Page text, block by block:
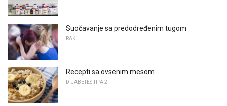
Suočavanje sa predodređenim tugom
RAK
Recepti sa ovsenim mesom
DIJABETES TIPA 2